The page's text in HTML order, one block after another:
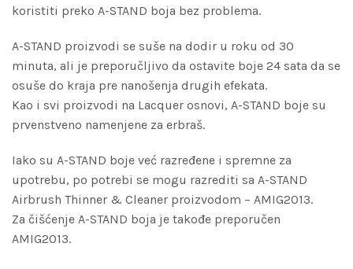
koristiti preko A-STAND boja bez problema.
A-STAND proizvodi se suše na dodir u roku od 30
minuta, ali je preporučljivo da ostavite boje 24 sata da se
osuše do kraja pre nanošenja drugih efekata.
Kao i svi proizvodi na Lacquer osnovi, A-STAND boje su
prvenstveno namenjene za erbraš.
Iako su A-STAND boje već razređene i spremne za
upotrebu, po potrebi se mogu razrediti sa A-STAND
Airbrush Thinner & Cleaner proizvodom – AMIG2013.
Za čišćenje A-STAND boja je takođe preporučen
AMIG2013.